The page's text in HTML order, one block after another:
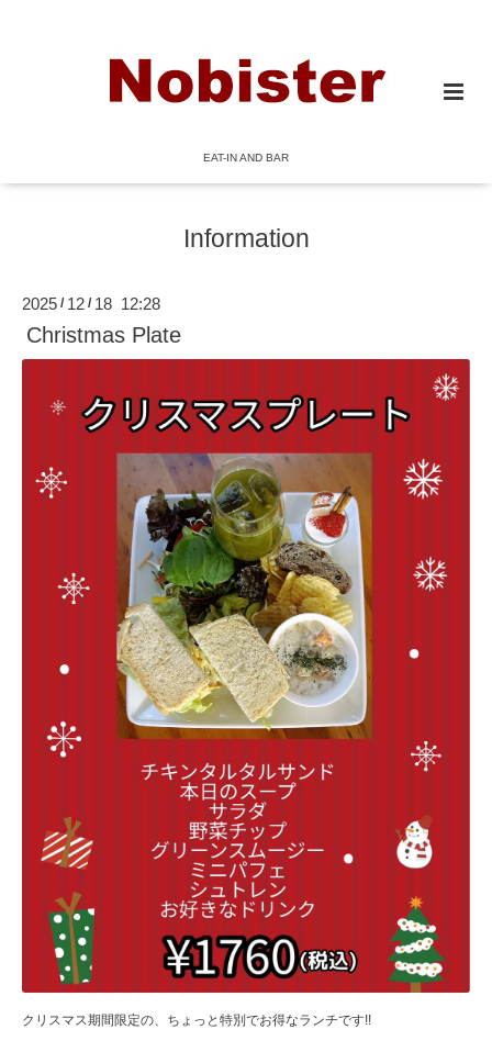
EAT-IN AND BAR
Information
2025 / 12 / 18 12:28
Christmas Plate
クリスマス期間限定の、ちょっと特別でお得なランチです!!